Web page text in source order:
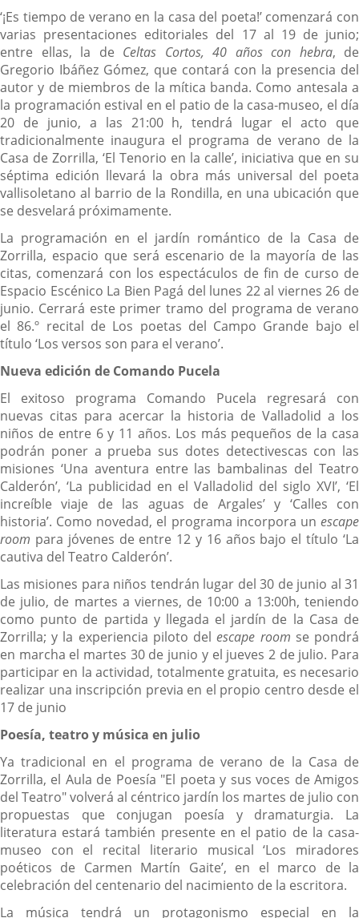
‘¡Es tiempo de verano en la casa del poeta!’ comenzará con
varias presentaciones editoriales del 17 al 19 de junio;
entre ellas, la de Celtas Cortos, 40 años con hebra, de
Gregorio Ibáñez Gómez, que contará con la presencia del
autor y de miembros de la mítica banda. Como antesala a
la programación estival en el patio de la casa-museo, el día
20 de junio, a las 21:00 h, tendrá lugar el acto que
tradicionalmente inaugura el programa de verano de la
Casa de Zorrilla, ‘El Tenorio en la calle’, iniciativa que en su
séptima edición llevará la obra más universal del poeta
vallisoletano al barrio de la Rondilla, en una ubicación que
se desvelará próximamente.
La programación en el jardín romántico de la Casa de
Zorrilla, espacio que será escenario de la mayoría de las
citas, comenzará con los espectáculos de fin de curso de
Espacio Escénico La Bien Pagá del lunes 22 al viernes 26 de
junio. Cerrará este primer tramo del programa de verano
el 86.º recital de Los poetas del Campo Grande bajo el
título ‘Los versos son para el verano’.
Nueva edición de Comando Pucela
El exitoso programa Comando Pucela regresará con
nuevas citas para acercar la historia de Valladolid a los
niños de entre 6 y 11 años. Los más pequeños de la casa
podrán poner a prueba sus dotes detectivescas con las
misiones ‘Una aventura entre las bambalinas del Teatro
Calderón’, ‘La publicidad en el Valladolid del siglo XVI’, ‘El
increíble viaje de las aguas de Argales’ y ‘Calles con
historia’. Como novedad, el programa incorpora un escape
room para jóvenes de entre 12 y 16 años bajo el título ‘La
cautiva del Teatro Calderón’.
Las misiones para niños tendrán lugar del 30 de junio al 31
de julio, de martes a viernes, de 10:00 a 13:00h, teniendo
como punto de partida y llegada el jardín de la Casa de
Zorrilla; y la experiencia piloto delescape room se pondrá
en marcha el martes 30 de junio y el jueves 2 de julio. Para
participar en la actividad, totalmente gratuita, es necesario
realizar una inscripción previa en el propio centro desde el
17 de junio
Poesía, teatro y música en julio
Ya tradicional en el programa de verano de la Casa de
Zorrilla, el Aula de Poesía "El poeta y sus voces de Amigos
del Teatro" volverá al céntrico jardín los martes de julio con
propuestas que conjugan poesía y dramaturgia. La
literatura estará también presente en el patio de la casa-
museo con el recital literario musical ‘Los miradores
poéticos de Carmen Martín Gaite’, en el marco de la
celebración del centenario del nacimiento de la escritora.
La música tendrá un protagonismo especial en la